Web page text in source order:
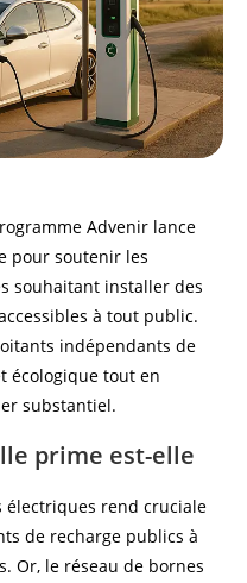
Advenir lance
pour soutenir les
souhaitant installer des
à tout public.
indépendants de
écologique tout en
substantiel.
prime est-elle
électriques rend cruciale
de recharge publics à
Or, le réseau de bornes